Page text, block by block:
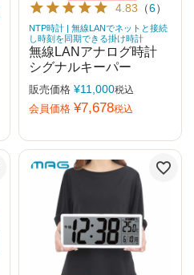
4.83 （6）
NTP時計 | 無線LANでネットと接続
し時刻を同期できる掛け時計
無線LANアナログ時計
シグナルキーパー
販売価格 ¥11,000税込
会員価格 ¥7,678税込